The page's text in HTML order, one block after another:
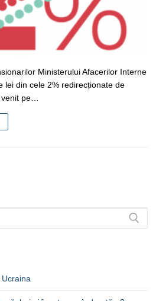
Ministerului Afacerilor Interne
lei din cele 2% redirecționate de
pe…